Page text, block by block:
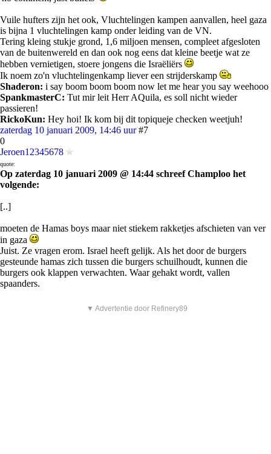
Vuile hufters zijn het ook, Vluchtelingen kampen aanvallen, heel gaza
is bijna 1 vluchtelingen kamp onder leiding van de VN.
Tering kleing stukje grond, 1,6 miljoen mensen, compleet afgesloten
van de buitenwereld en dan ook nog eens dat kleine beetje wat ze
hebben vernietigen, stoere jongens die Israëliërs
Ik noem zo'n vluchtelingenkamp liever een strijderskamp
Shaderon: i say boom boom boom now let me hear you say weehooo
SpankmasterC: Tut mir leit Herr AQuila, es soll nicht wieder
passieren!
RickoKun: Hey hoi! Ik kom bij dit topiqueje checken weetjuh!
zaterdag 10 januari 2009, 14:46 uur #7
0
Jeroen12345678
quote:
Op zaterdag 10 januari 2009 @ 14:44 schreef Champloo het
volgende:
[..]
moeten de Hamas boys maar niet stiekem rakketjes afschieten van ver
in gaza
Juist. Ze vragen erom. Israel heeft gelijk. Als het door de burgers
gesteunde hamas zich tussen die burgers schuilhoudt, kunnen die
burgers ook klappen verwachten. Waar gehakt wordt, vallen
spaanders.
▼ Advertentie door Refinery89